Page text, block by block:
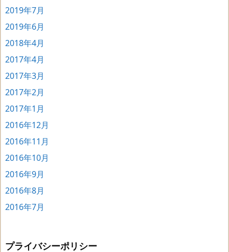
2019年7月
2019年6月
2018年4月
2017年4月
2017年3月
2017年2月
2017年1月
2016年12月
2016年11月
2016年10月
2016年9月
2016年8月
2016年7月
プライバシーポリシー